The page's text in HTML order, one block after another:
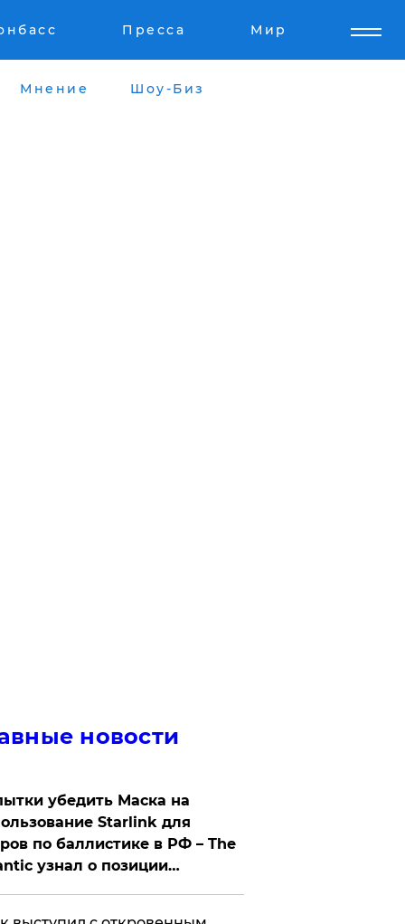
Пресса Мир
Мнение Шоу-Биз
новости
убедить Маска на
Starlink для
по баллистике в РФ – The
узнал о позиции